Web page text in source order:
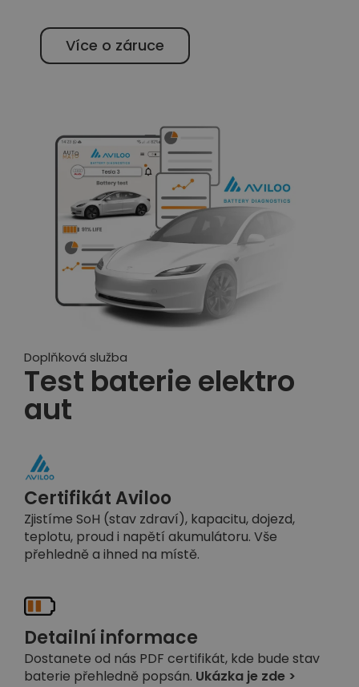
Více o záruce
Doplňková služba
Test baterie elektro
aut
Certifikát Aviloo
Zjistíme SoH (stav zdraví), kapacitu, dojezd,
teplotu, proud i napětí akumulátoru. Vše
přehledně a ihned na místě.
Detailní informace
Dostanete od nás PDF certifikát, kde bude stav
baterie přehledně popsán. Ukázka je zde >